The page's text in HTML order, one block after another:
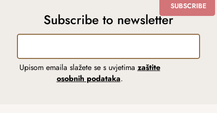
Subscribe to newsletter
Upisom emaila slažete se s uvjetima zaštite
osobnih podataka.
SUBSCRIBE